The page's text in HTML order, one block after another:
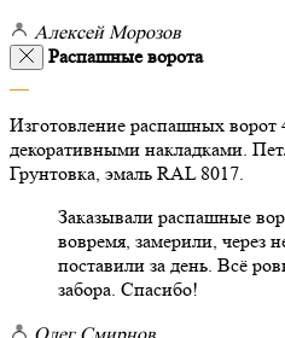
Алексей Морозов
Распашные ворота
Изготовление распашных ворот
декоративными накладками.
Грунтовка, эмаль RAL 8017.
Заказывали распашные
вовремя, замерили, через
поставили за день. Всё
забора. Спасибо!
Олег Смирнов